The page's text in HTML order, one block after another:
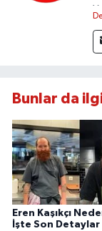
Bunlar da
Eren Kaşıkçı
İşte Son Detaylar